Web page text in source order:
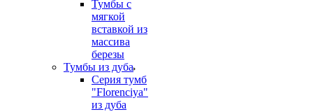
Тумбы с
мягкой
вставкой из
массива
березы
Тумбы из дуба
Серия тумб
"Florenciya"
из дуба